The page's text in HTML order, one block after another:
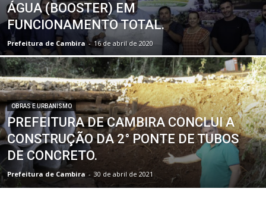
ÁGUA (BOOSTER) EM
FUNCIONAMENTO TOTAL.
Prefeitura de Cambira - 16 de abril de 2020
OBRAS E URBANISMO
PREFEITURA DE CAMBIRA CONCLUI A
CONSTRUÇÃO DA 2° PONTE DE TUBOS
DE CONCRETO.
Prefeitura de Cambira - 30 de abril de 2021